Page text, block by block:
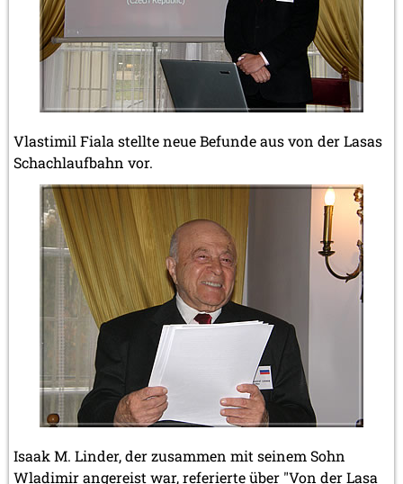
Vlastimil Fiala stellte neue Befunde aus von der Lasas
Schachlaufbahn vor.
Isaak M. Linder, der zusammen mit seinem Sohn
Wladimir angereist war, referierte über "Von der Lasa